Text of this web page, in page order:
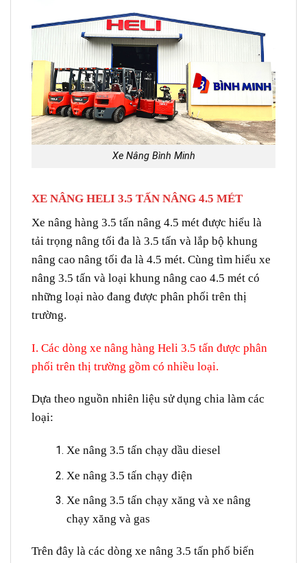
Xe Nâng Bình Minh
XE NÂNG HELI 3.5 TẤN NÂNG 4.5 MÉT
Xe nâng hàng 3.5 tấn nâng 4.5 mét được hiểu là
tải trọng nâng tối đa là 3.5 tấn và lắp bộ khung
nâng cao nâng tối đa là 4.5 mét. Cùng tìm hiểu xe
nâng 3.5 tấn và loại khung nâng cao 4.5 mét có
những loại nào đang được phân phối trên thị
trường.
I. Các dòng xe nâng hàng Heli 3.5 tấn được phân
phối trên thị trường gồm có nhiều loại.
Dựa theo nguồn nhiên liệu sử dụng chia làm các
loại:
Xe nâng 3.5 tấn chạy dầu diesel
Xe nâng 3.5 tấn chạy điện
Xe nâng 3.5 tấn chạy xăng và xe nâng
chạy xăng và gas
Trên đây là các dòng xe nâng 3.5 tấn phổ biến